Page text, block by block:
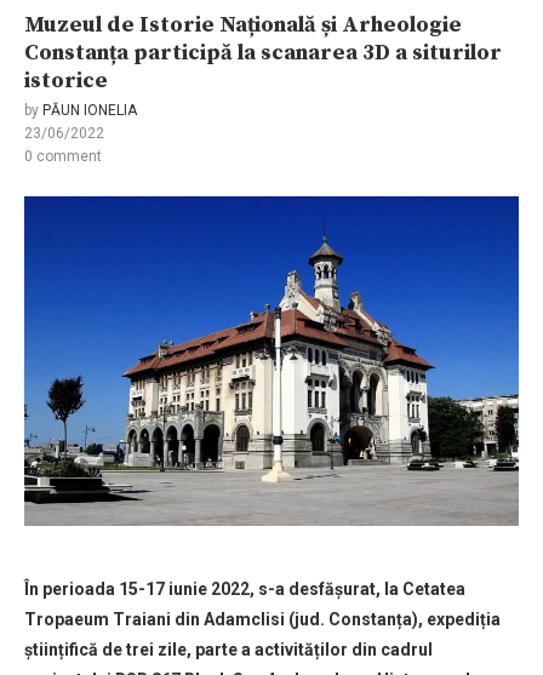
Muzeul de Istorie Națională și Arheologie
Constanța participă la scanarea 3D a siturilor
istorice
by PĂUN IONELIA
23/06/2022
0 comment
În perioada 15-17 iunie 2022, s-a desfășurat, la Cetatea
Tropaeum Traiani din Adamclisi (jud. Constanța), expediția
științifică de trei zile, parte a activităților din cadrul